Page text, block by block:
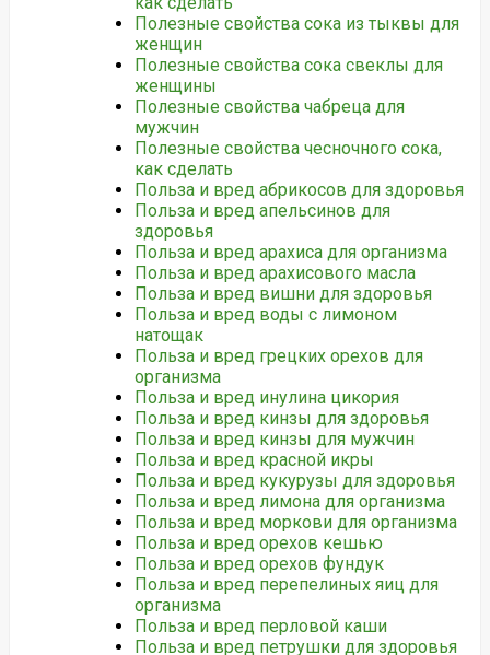
Полезные свойства сока из тыквы для
женщин
Полезные свойства сока свеклы для
женщины
Полезные свойства чабреца для
мужчин
Полезные свойства чесночного сока,
как сделать
Польза и вред абрикосов для здоровья
Польза и вред апельсинов для
здоровья
Польза и вред арахиса для организма
Польза и вред арахисового масла
Польза и вред вишни для здоровья
Польза и вред воды с лимоном
натощак
Польза и вред грецких орехов для
организма
Польза и вред инулина цикория
Польза и вред кинзы для здоровья
Польза и вред кинзы для мужчин
Польза и вред красной икры
Польза и вред кукурузы для здоровья
Польза и вред лимона для организма
Польза и вред моркови для организма
Польза и вред орехов кешью
Польза и вред орехов фундук
Польза и вред перепелиных яиц для
организма
Польза и вред перловой каши
Польза и вред петрушки для здоровья